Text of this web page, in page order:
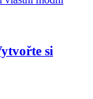
si